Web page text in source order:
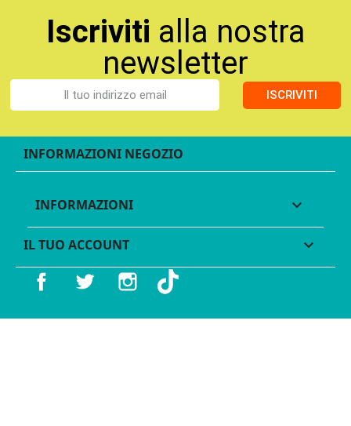
Iscriviti alla nostra
newsletter
ISCRIVITI
INFORMAZIONI NEGOZIO
INFORMAZIONI 
IL TUO ACCOUNT 
Facebook Twitter Instagram